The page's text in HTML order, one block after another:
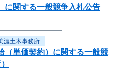
に関する一般競争入札公告
濃土木事務所
（単価契約）に関する一般競